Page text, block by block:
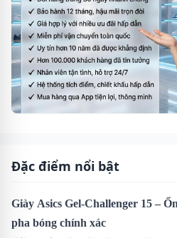
Đặc điểm nổi bật
Giày Asics Gel-Challenger 15 –
pha bóng chính xác